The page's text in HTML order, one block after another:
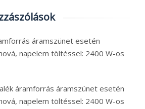
áramszünet esetén
napelem töltéssel: 2400 W-os
áramforrás áramszünet esetén
napelem töltéssel: 2400 W-os